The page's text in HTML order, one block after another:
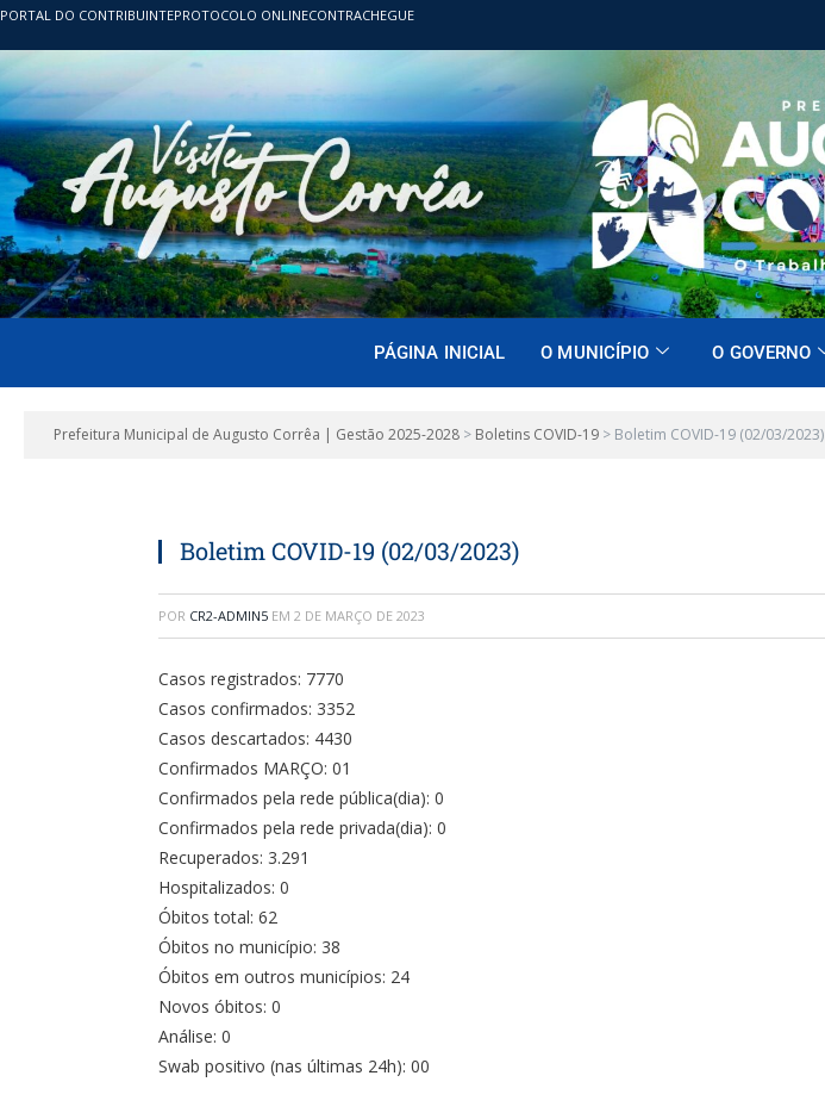
PORTAL DO CONTRIBUINTEPROTOCOLO ONLINECONTRACHEGUE
PÁGINA INICIAL O MUNICÍPIO O GOVERNO
Prefeitura Municipal de Augusto Corrêa | Gestão 2025-2028 > Boletins COVID-19 > Boletim COVID-19 (02/03/2023)
Boletim COVID-19 (02/03/2023)
POR CR2-ADMIN5 EM 2 DE MARÇO DE 2023
Casos registrados: 7770
Casos confirmados: 3352
Casos descartados: 4430
Confirmados MARÇO: 01
Confirmados pela rede pública(dia): 0
Confirmados pela rede privada(dia): 0
Recuperados: 3.291
Hospitalizados: 0
Óbitos total: 62
Óbitos no município: 38
Óbitos em outros municípios: 24
Novos óbitos: 0
Análise: 0
Swab positivo (nas últimas 24h): 00